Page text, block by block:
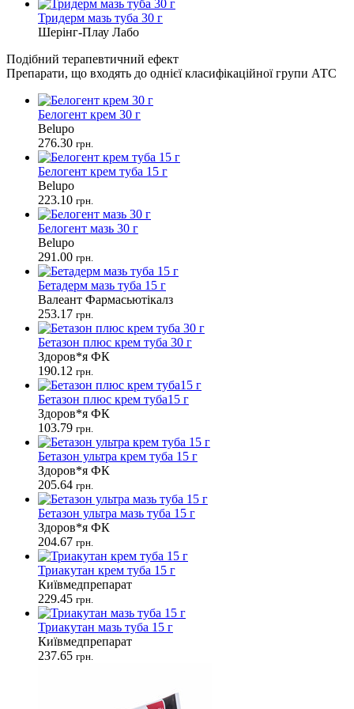
Тридерм мазь туба 30 г
Шерінг-Плау Лабо
Подібний терапевтичний ефект
Препарати, що входять до однієї класифікаційної групи АТС
Белогент крем 30 г
Belupo
276.30 грн.
Белогент крем туба 15 г
Belupo
223.10 грн.
Белогент мазь 30 г
Belupo
291.00 грн.
Бетадерм мазь туба 15 г
Валеант Фармасьютікалз
253.17 грн.
Бетазон плюс крем туба 30 г
Здоров*я ФК
190.12 грн.
Бетазон плюс крем туба15 г
Здоров*я ФК
103.79 грн.
Бетазон ультра крем туба 15 г
Здоров*я ФК
205.64 грн.
Бетазон ультра мазь туба 15 г
Здоров*я ФК
204.67 грн.
Триакутан крем туба 15 г
Київмедпрепарат
229.45 грн.
Триакутан мазь туба 15 г
Київмедпрепарат
237.65 грн.